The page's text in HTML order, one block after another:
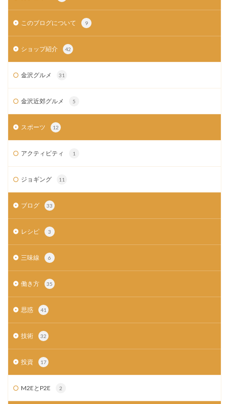
このブログについて 9
ショップ紹介 42
金沢グルメ 31
金沢近郊グルメ 5
スポーツ 12
アクティビティ 1
ジョギング 11
ブログ 33
レシピ 3
三味線 6
働き方 35
思惑 41
技術 32
投資 17
M2EとP2E 2